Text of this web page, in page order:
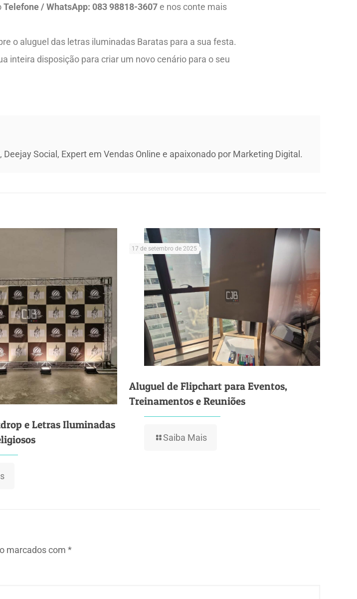
Telefone / WhatsApp: 083 98818-3607 e nos conte mais
o aluguel das letras iluminadas Baratas para a sua festa.
inteira disposição para criar um novo cenário para o seu
Social, Expert em Vendas Online e apaixonado por Marketing Digital.
e Letras Iluminadas
17 de setembro de 2025
Aluguel de Flipchart para Eventos,
Treinamentos e Reuniões
Saiba Mais
marcados com *